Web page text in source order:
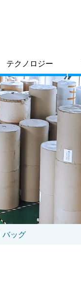
テクノロジー
バッグ